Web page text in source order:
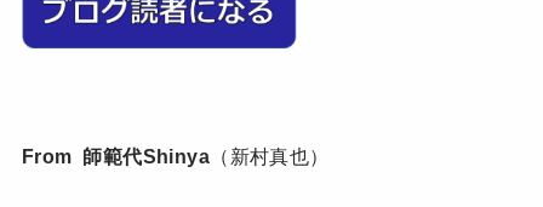
From 師範代Shinya （新村真也）